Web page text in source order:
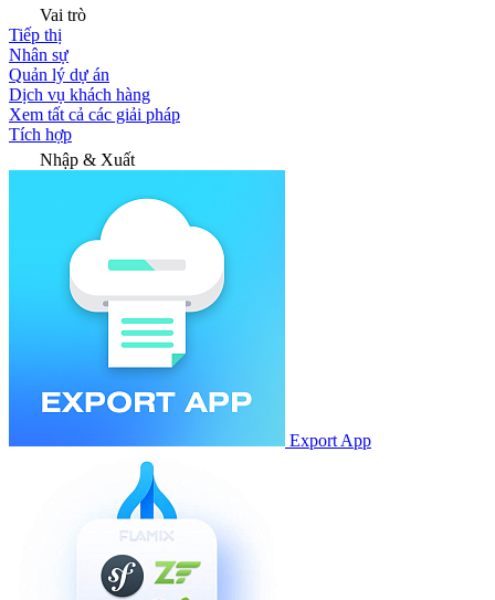
Vai trò
Tiếp thị
Nhân sự
Quản lý dự án
Dịch vụ khách hàng
Xem tất cả các giải pháp
Tích hợp
Nhập & Xuất
Export App